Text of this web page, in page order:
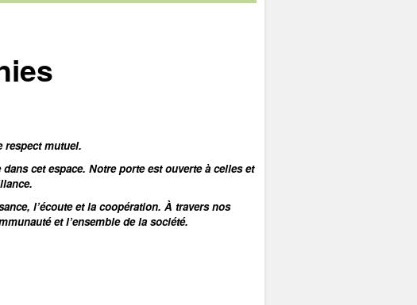
respect mutuel.
cet espace. Notre porte est ouverte à celles et
l’écoute et la coopération. À travers nos
et l’ensemble de la société.